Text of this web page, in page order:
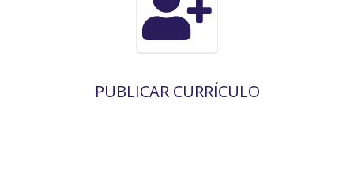
PUBLICAR CURRÍCULO